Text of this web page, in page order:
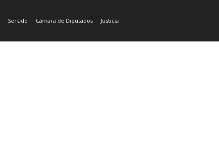
Senado Cámara de Diputados
Justicia